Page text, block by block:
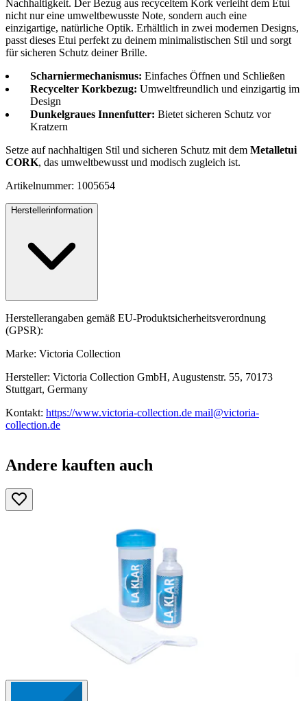
Nachhaltigkeit. Der Bezug aus recyceltem Kork verleiht dem Etui
nicht nur eine umweltbewusste Note, sondern auch eine
einzigartige, natürliche Optik. Erhältlich in zwei modernen Designs,
passt dieses Etui perfekt zu deinem minimalistischen Stil und sorgt
für sicheren Schutz deiner Brille.
Scharniermechanismus: Einfaches Öffnen und Schließen
Recycelter Korkbezug: Umweltfreundlich und einzigartig im
Design
Dunkelgraues Innenfutter: Bietet sicheren Schutz vor
Kratzern
Setze auf nachhaltigen Stil und sicheren Schutz mit dem Metalletui
CORK, das umweltbewusst und modisch zugleich ist.
Artikelnummer: 1005654
Herstellerinformation
Herstellerangaben gemäß EU-Produktsicherheitsverordnung
(GPSR):
Marke: Victoria Collection
Hersteller: Victoria Collection GmbH, Augustenstr. 55, 70173
Stuttgart, Germany
Kontakt: https://www.victoria-collection.de mail@victoria-
collection.de
Andere kauften auch